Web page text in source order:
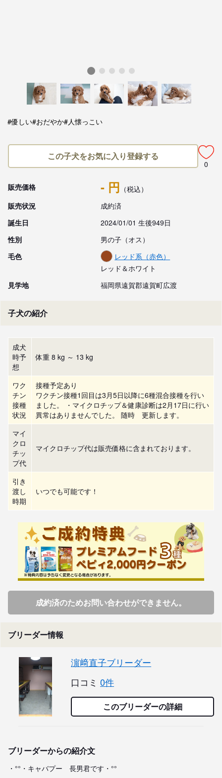
#優しい#おだやか#人懐っこい
この子犬をお気に入り登録する
0
販売価格 - 円 （税込）
販売状況
成約済
誕生日
2024/01/01 生後949日
性別
男の子（オス）
毛色
レッド系（赤色）
レッド＆ホワイト
見学地
福岡県遠賀郡遠賀町広渡
子犬の紹介
成犬
時予
想
体重 8 kg ～ 13 kg
ワク
チン
接種
状況
接種予定あり
ワクチン接種1回目は3月5日以降に6種混合接種を行い
ました。 ・マイクロチップ＆健康診断は2月17日に行い
異常はありませんでした。 随時 更新します。
マイ
クロ
チッ
プ代
マイクロチップ代は販売価格に含まれております。
引き
渡し
時期
いつでも可能です！
成約済のためお問い合わせができません。
ブリーダー情報
濵﨑直子ブリーダー
口コミ 0件
このブリーダーの詳細
ブリーダーからの紹介文
・°°・キャバプー　長男君です・°°